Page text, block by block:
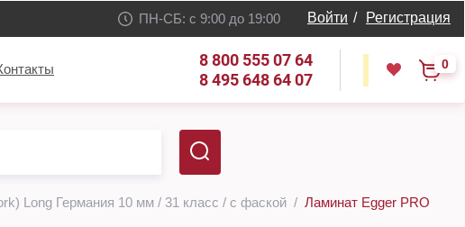
ПН-СБ: с 9:00 до 19:00 Войти / Регистрация
8 800 555 07 64
8 495 648 64 07
0
Long Германия 10 мм / 31 класс / с фаской
Ламинат Egger PRO